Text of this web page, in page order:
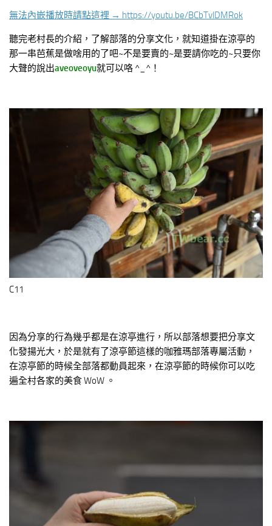
無法內嵌播放時請點這裡 → https://youtu.be/BCbTvlDMRok
聽完老村長的介紹，了解部落的分享文化，就知道掛在涼亭的
那一串芭蕉是做啥用的了吧~不是要賣的~是要請你吃的~只要你
大聲的說出aveoveoyu就可以咯 ^_^！
C11
因為分享的行為幾乎都是在涼亭進行，所以部落想要把分享文
化發揚光大，於是就有了涼亭節這樣的咖雅瑪部落專屬活動，
在涼亭節的時候全部落都動員起來，在涼亭節的時候你可以吃
遍全村各家的美食 WoW 。